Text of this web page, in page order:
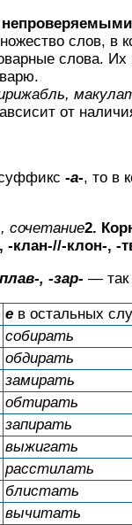
слов, в
слова. Их
от
-а-, то в
сочетание2.
-клан-//-клон-, -
, -зар- — так
е в остальных
собирать
обдирать
замирать
обтирать
запирать
выжигать
расстилать
блистать
вычитать